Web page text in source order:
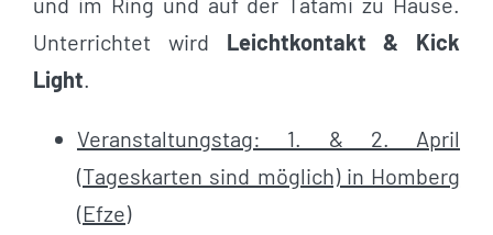
Unterrichtet wird Leichtkontakt & Kick
Light.
Veranstaltungstag: 1. & 2. April
(Tageskarten sind möglich) in Homberg
(Efze)